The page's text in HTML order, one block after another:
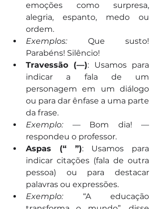
emoções como surpresa,
alegria, espanto, medo ou
ordem.
Exemplos: Que susto!
Parabéns! Silêncio!
Travessão (—): Usamos para
indicar a fala de um
personagem em um diálogo
ou para dar ênfase a uma parte
da frase.
Exemplo: — Bom dia! —
respondeu o professor.
Aspas (“ ”): Usamos para
indicar citações (fala de outra
pessoa) ou para destacar
palavras ou expressões.
Exemplo: “A educação